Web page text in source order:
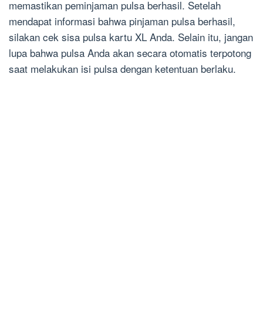
memastikan peminjaman pulsa berhasil. Setelah
mendapat informasi bahwa pinjaman pulsa berhasil,
silakan cek sisa pulsa kartu XL Anda. Selain itu, jangan
lupa bahwa pulsa Anda akan secara otomatis terpotong
saat melakukan isi pulsa dengan ketentuan berlaku.